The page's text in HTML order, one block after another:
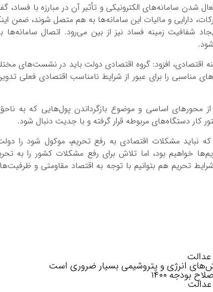
شدن سامانه‌های الکترونیکی و تأثیر آن در مبارزه با فساد،
دارایی و مالیات این سامانه‌ها به هم متصل شوند، ضمن
شفافیت زمینه فساد نیز از بین می‌رود. اتصال سامانه‌ها
اقتصادی، افزود: گروه اقتصادی دولت باید در نشست‌های
مناسبی را برای عبور از شرایط نامناسب اقتصادی فعلی
محورهای اساسی و موضوع بازگرداندن پول‌هایی که به
دستگاه‌های مربوطه قرار گرفته و با جدیت دنبال شود.
نباید مشکلات اقتصادی به رفع تحریم، موکول شود را
خواهیم بود، اما تلاش برای رفع مشکلات کشور را به
تحریم هم بتوانیم با توجه به اقتصاد مقاومتی و
انرژی و پتروشیمی بسیار ضروری است
بودجه ۱۴۰۰